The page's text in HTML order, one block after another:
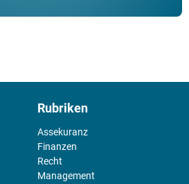
Rubriken
Assekuranz
Finanzen
Recht
Management